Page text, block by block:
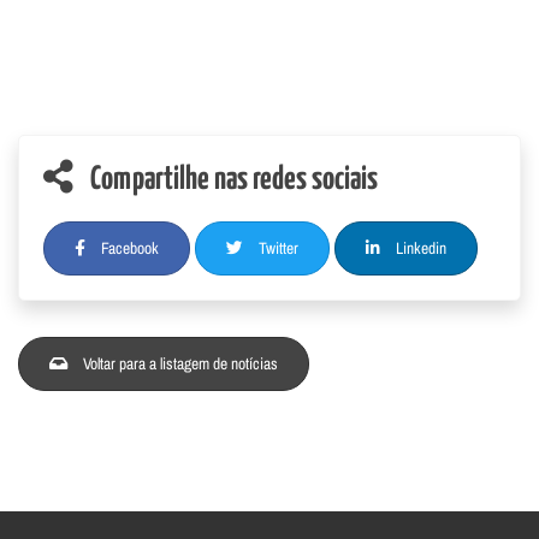
Compartilhe nas redes sociais
Facebook Twitter Linkedin
Voltar para a listagem de notícias